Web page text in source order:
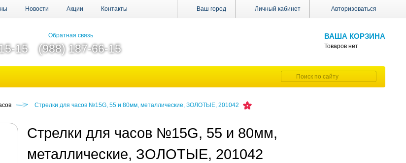
Ваш город Личный кабинет Авторизоваться
Новости Акции Контакты
ВАША КОРЗИНА
Товаров нет
15
Обратная связь
(988) 187-66-15
Стрелки для часов №15G, 55 и 80мм, металлические, ЗОЛОТЫЕ, 201042
Стрелки для часов №15G, 55 и 80мм,
металлические, ЗОЛОТЫЕ, 201042